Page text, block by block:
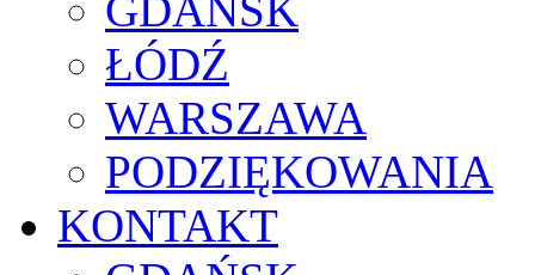
ŁÓDŹ
WARSZAWA
PODZIĘKOWANIA
KONTAKT